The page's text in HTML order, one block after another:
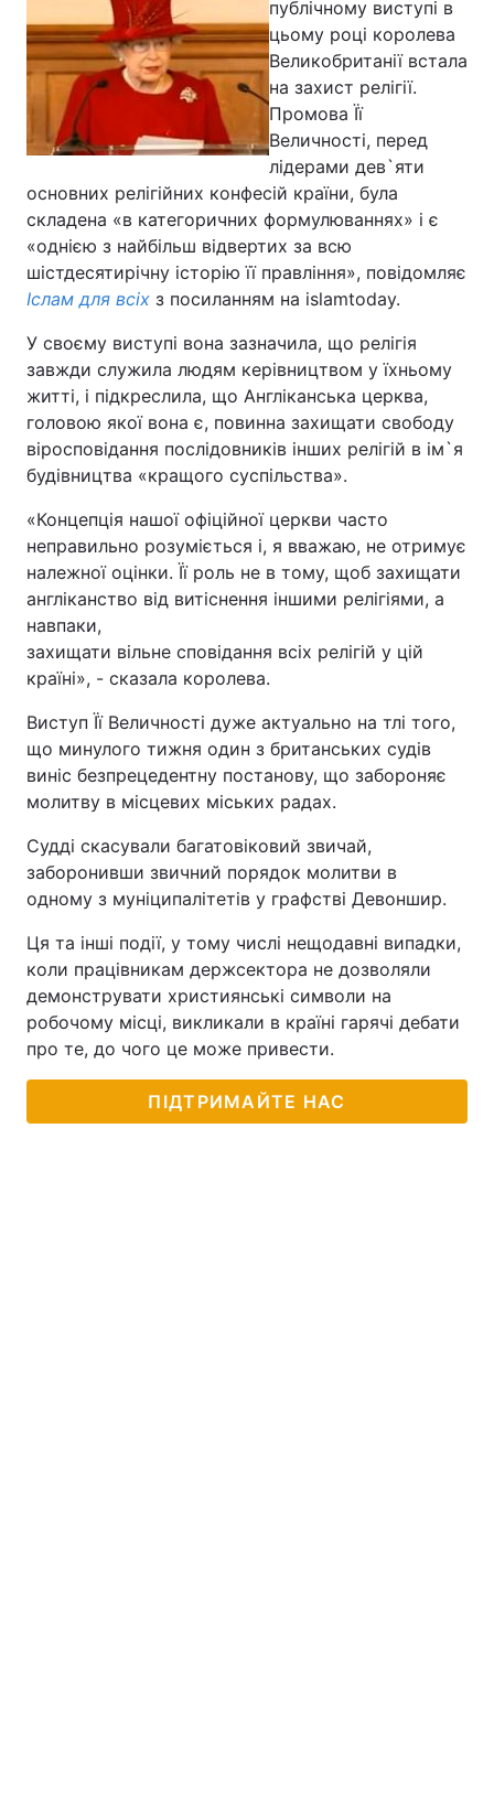
публічному виступі в
цьому році королева
Великобританії встала
на захист релігії.
Промова Її
Величності, перед
лідерами дев`яти
основних релігійних конфесій країни, була
складена «в категоричних формулюваннях» і є
«однією з найбільш відвертих за всю
шістдесятирічну історію її правління», повідомляє
Іслам для всіх з посиланням на islamtoday.
У своєму виступі вона зазначила, що релігія
завжди служила людям керівництвом у їхньому
житті, і підкреслила, що Англіканська церква,
головою якої вона є, повинна захищати свободу
віросповідання послідовників інших релігій в ім`я
будівництва «кращого суспільства».
«Концепція нашої офіційної церкви часто
неправильно розуміється і, я вважаю, не отримує
належної оцінки. Її роль не в тому, щоб захищати
англіканство від витіснення іншими релігіями, а
навпаки,
захищати вільне сповідання всіх релігій у цій
країні», - сказала королева.
Виступ Її Величності дуже актуально на тлі того,
що минулого тижня один з британських судів
виніс безпрецедентну постанову, що забороняє
молитву в місцевих міських радах.
Судді скасували багатовіковий звичай,
заборонивши звичний порядок молитви в
одному з муніципалітетів у графстві Девоншир.
Ця та інші події, у тому числі нещодавні випадки,
коли працівникам держсектора не дозволяли
демонструвати християнські символи на
робочому місці, викликали в країні гарячі дебати
про те, до чого це може привести.
ПІДТРИМАЙТЕ НАС